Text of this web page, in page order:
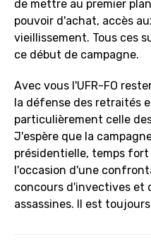
de mettre au premier
pouvoir d'achat, accès
vieillissement. Tous ces
ce début de campagne.
Avec vous l'UFR-FO
la défense des retraités
particulièrement celle
J'espère que la
présidentielle, temps
l'occasion d'une
concours d'invectives et
assassines. Il est